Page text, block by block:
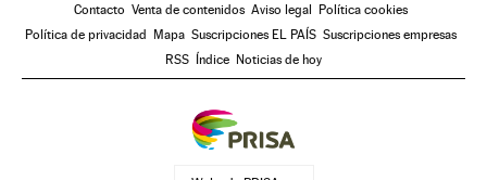
Contacto Venta de contenidos Aviso legal Política cookies
Política de privacidad Mapa Suscripciones EL PAÍS Suscripciones empresas
RSS Índice Noticias de hoy